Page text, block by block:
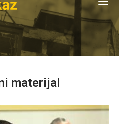
materijal